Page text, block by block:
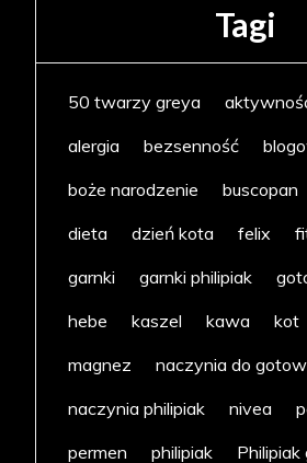
Tagi
50 twarzy greya
alergia
bezsenność
boże narodzenie
buscopan
dieta
dzień kota felix
garnki
garnki philipiak
hebe
kaszel kawa kot
magnez
naczynia do
naczynia philipiak
nivea
permen
philipiak
Philipiak